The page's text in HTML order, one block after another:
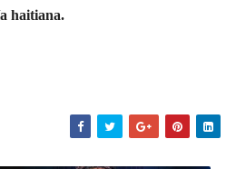
haitiana.